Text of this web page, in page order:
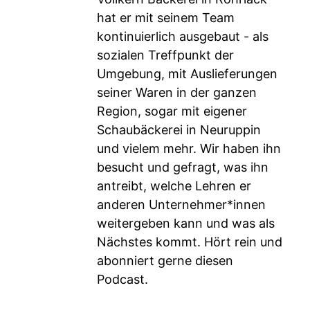
hat er mit seinem Team
kontinuierlich ausgebaut - als
sozialen Treffpunkt der
Umgebung, mit Auslieferungen
seiner Waren in der ganzen
Region, sogar mit eigener
Schaubäckerei in Neuruppin
und vielem mehr. Wir haben ihn
besucht und gefragt, was ihn
antreibt, welche Lehren er
anderen Unternehmer*innen
weitergeben kann und was als
Nächstes kommt. Hört rein und
abonniert gerne diesen
Podcast.